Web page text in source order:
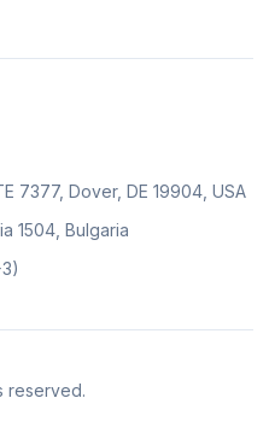
7377, Dover, DE 19904, USA
1504, Bulgaria
reserved.